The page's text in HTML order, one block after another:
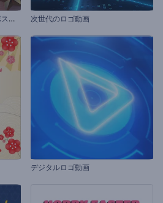
ホ
リデー・グリーティングのポストカード 次世代のロゴ動画
デジタルロゴ動画